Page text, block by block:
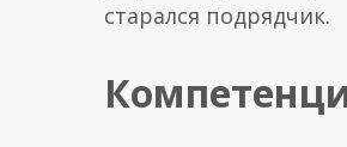
старался подрядчик.